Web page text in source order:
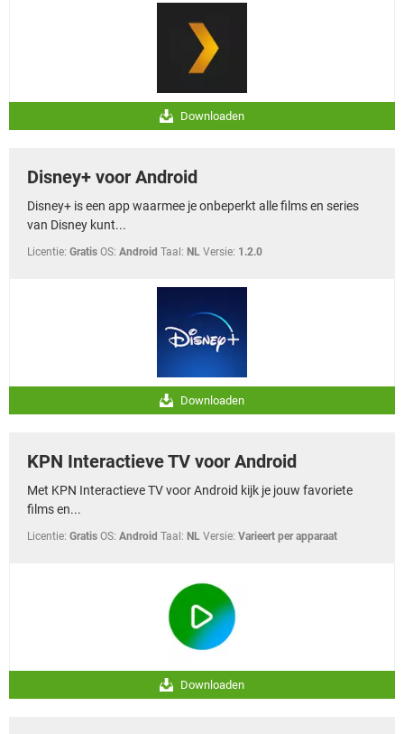
Downloaden
Disney+ voor Android
Disney+ is een app waarmee je onbeperkt alle films en series
van Disney kunt...
Licentie: Gratis OS: Android Taal: NL Versie: 1.2.0
Downloaden
KPN Interactieve TV voor Android
Met KPN Interactieve TV voor Android kijk je jouw favoriete
films en...
Licentie: Gratis OS: Android Taal: NL Versie: Varieert per apparaat
Downloaden